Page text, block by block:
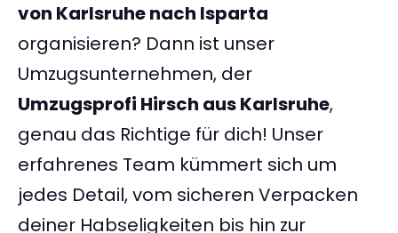
von Karlsruhe nach Isparta
organisieren? Dann ist unser
Umzugsunternehmen, der
Umzugsprofi Hirsch aus Karlsruhe,
genau das Richtige für dich! Unser
erfahrenes Team kümmert sich um
jedes Detail, vom sicheren Verpacken
deiner Habseligkeiten bis hin zur